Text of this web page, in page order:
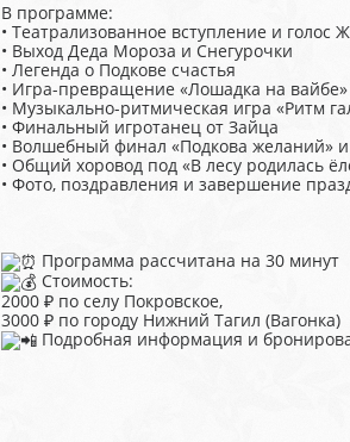
В программе:
• Театрализованное вступление и голос
• Выход Деда Мороза и Снегурочки
• Легенда о Подкове счастья
• Игра-превращение «Лошадка на вайбе»
• Музыкально-ритмическая игра «Ритм
• Финальный игротанец от Зайца
• Волшебный финал «Подкова желаний»
• Общий хоровод под «В лесу родилась
• Фото, поздравления и завершение
Программа рассчитана на 30 минут
Стоимость:
2000 ₽ по селу Покровское,
3000 ₽ по городу Нижний Тагил (Вагонка)
Подробная информация и